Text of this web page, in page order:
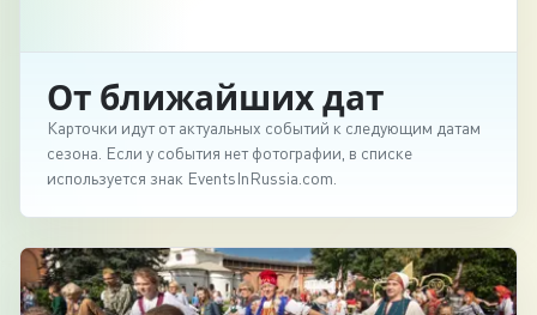
От ближайших дат
Карточки идут от актуальных событий к следующим датам
сезона. Если у события нет фотографии, в списке
используется знак EventsInRussia.com.